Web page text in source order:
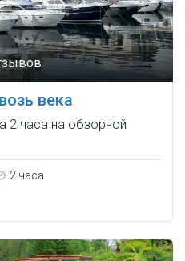
века
2 часа на обзорной
2 часа